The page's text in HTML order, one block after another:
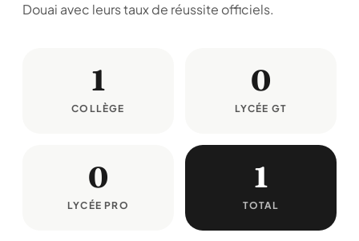
Douai avec leurs taux de réussite officiels.
1
COLLÈGE
0
LYCÉE GT
0
LYCÉE PRO
1
TOTAL